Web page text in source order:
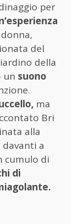
per
donna,
del
della
un suono
ma
Bri
alla
a
cumulo di
di